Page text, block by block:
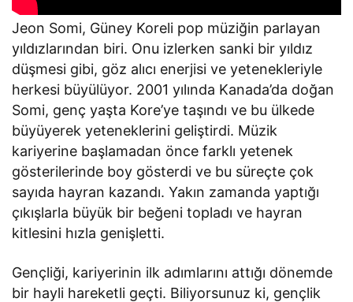
Jeon Somi, Güney Koreli pop müziğin parlayan
yıldızlarından biri. Onu izlerken sanki bir yıldız
düşmesi gibi, göz alıcı enerjisi ve yetenekleriyle
herkesi büyülüyor. 2001 yılında Kanada’da doğan
Somi, genç yaşta Kore’ye taşındı ve bu ülkede
büyüyerek yeteneklerini geliştirdi. Müzik
kariyerine başlamadan önce farklı yetenek
gösterilerinde boy gösterdi ve bu süreçte çok
sayıda hayran kazandı. Yakın zamanda yaptığı
çıkışlarla büyük bir beğeni topladı ve hayran
kitlesini hızla genişletti.
Gençliği, kariyerinin ilk adımlarını attığı dönemde
bir hayli hareketli geçti. Biliyorsunuz ki, gençlik